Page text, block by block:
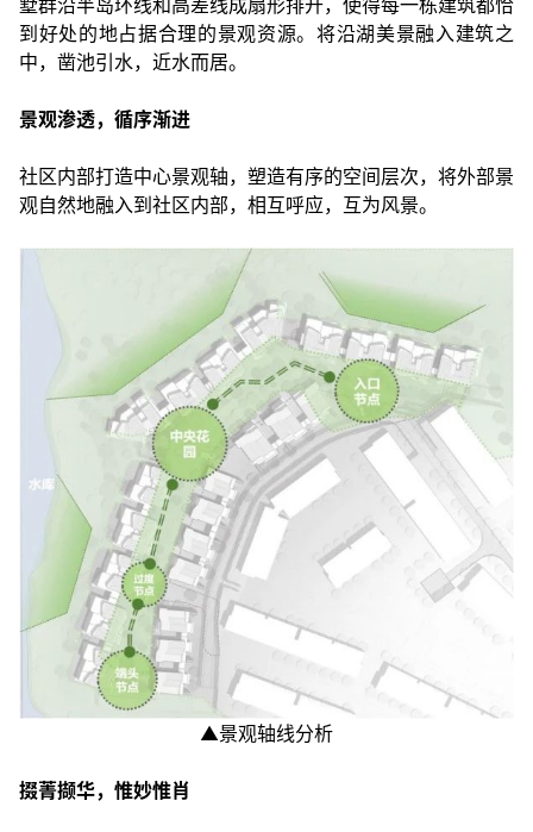
到好处的地占据合理的景观资源。将沿湖美景融入建筑之
中，凿池引水，近水而居。
景观渗透，循序渐进
社区内部打造中心景观轴，塑造有序的空间层次，将外部景
观自然地融入到社区内部，相互呼应，互为风景。
▲景观轴线分析
掇菁撷华，惟妙惟肖